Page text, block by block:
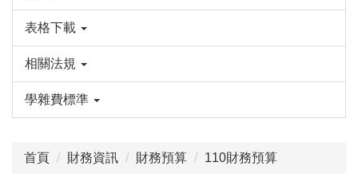
表格下載
相關法規
學雜費標準
首頁 財務資訊 財務預算 110財務預算